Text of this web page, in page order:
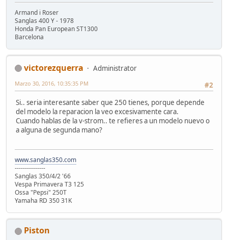
Armand i Roser
Sanglas 400 Y - 1978
Honda Pan European ST1300
Barcelona
victorezquerra
Administrator
#2
Marzo 30, 2016, 10:35:35 PM
Si.. seria interesante saber que 250 tienes, porque depende
del modelo la reparacion la veo excesivamente cara.
Cuando hablas de la v-strom.. te refieres a un modelo nuevo o
a alguna de segunda mano?
www.sanglas350.com
---------------
Sanglas 350/4/2 '66
Vespa Primavera T3 125
Ossa "Pepsi" 250T
Yamaha RD 350 31K
Piston